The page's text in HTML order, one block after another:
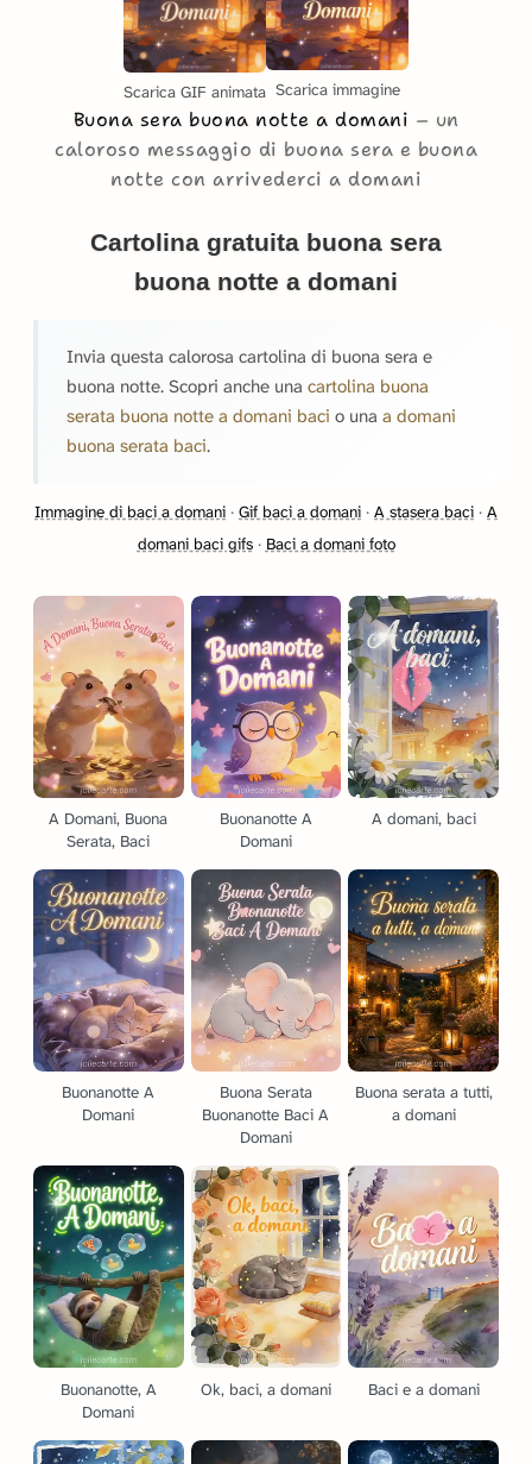
Scarica GIF animata Scarica immagine
Buona sera buona notte a domani
un
caloroso messaggio di buona sera e buona
notte con arrivederci a domani
Cartolina gratuita buona sera
buona notte a domani
Invia questa calorosa cartolina di buona sera e
buona notte. Scopri anche una cartolina buona
serata buona notte a domani baci o una a domani
buona serata baci.
Immagine di baci a domani · Gif baci a domani · A stasera baci · A
domani baci gifs· Baci a domani foto
A Domani, Buona
Serata, Baci
Buonanotte A
Domani
A domani, baci
Buonanotte A
Domani
Buona Serata
Buonanotte Baci A
Domani
Buona serata a tutti,
a domani
Buonanotte, A
Domani
Ok, baci, a domani Baci e a domani